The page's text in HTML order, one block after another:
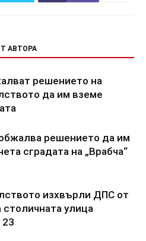
АВТОРА
решението на
да им вземе
решението да им
сградата на „Врабча“
изхвърли ДПС от
столичната улица
23